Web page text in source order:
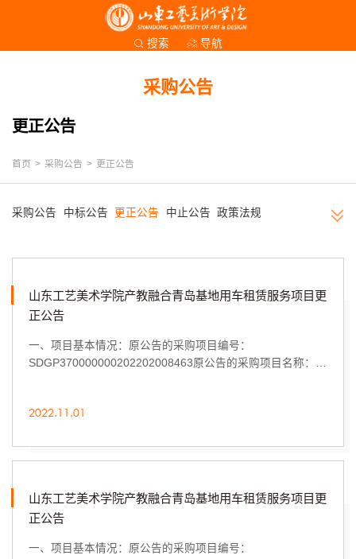
搜索 导航
采购公告
更正公告
首页 > 采购公告 > 更正公告
采购公告 中标公告 更正公告 中止公告 政策法规
山东工艺美术学院产教融合青岛基地用车租赁服务项目更
正公告
一、项目基本情况：原公告的采购项目编号：
SDGP370000000202202008463原公告的采购项目名称：山
2022.11.01
山东工艺美术学院产教融合青岛基地用车租赁服务项目更
正公告
一、项目基本情况：原公告的采购项目编号：